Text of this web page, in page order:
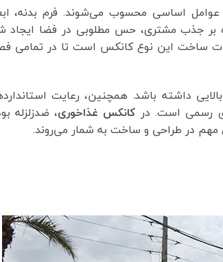
عوامل اساسی محسوب می‌شوند. فرم بدنه،
بر جذب مشتری، حس مطلوبی در فضا ایجاد
ساخت این نوع کانکس است تا در تمامی
داشته باشد. همچنین، رعایت
رسمی است. در کانکس غذاخوری، ضدزلزله
مهم در طراحی و ساخت به شمار می‌روند.